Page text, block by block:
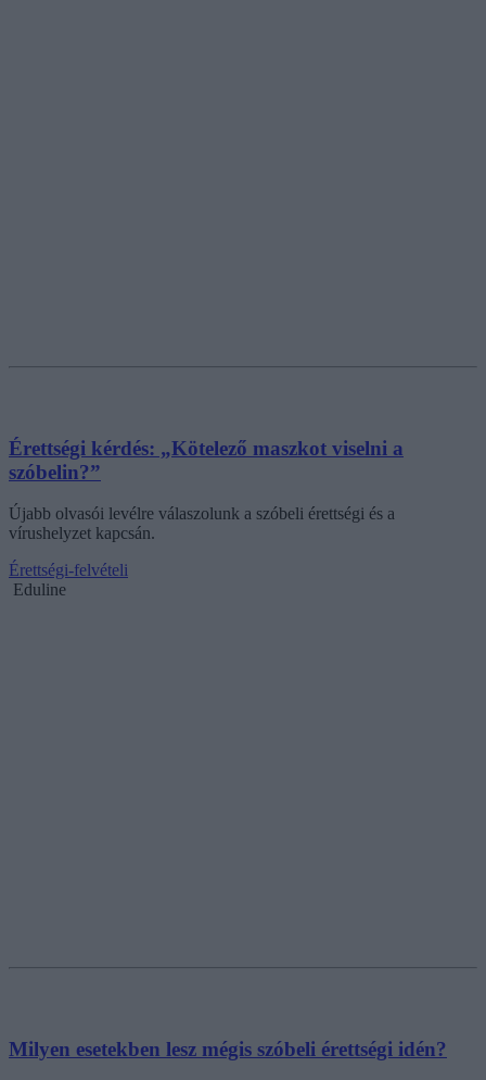
Érettségi kérdés: „Kötelező maszkot viselni a
szóbelin?”
Újabb olvasói levélre válaszolunk a szóbeli érettségi és a
vírushelyzet kapcsán.
Érettségi-felvételi
Eduline
Milyen esetekben lesz mégis szóbeli érettségi idén?